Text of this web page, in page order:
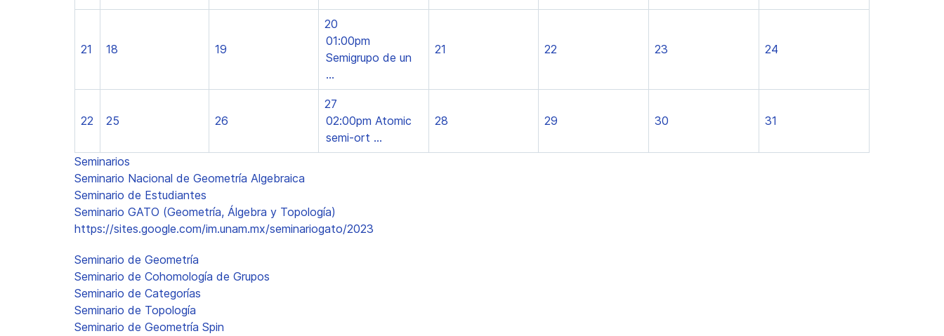
21 18 19
20
01:00pm
Semigrupo de un
...
21 22 23 24
22 25 26
27
02:00pm Atomic
semi-ort ...
28 29 30 31
Seminarios
Seminario Nacional de Geometría Algebraica
Seminario de Estudiantes
Seminario GATO (Geometría, Álgebra y Topología)
https://sites.google.com/im.unam.mx/seminariogato/2023
Seminario de Geometría
Seminario de Cohomología de Grupos
Seminario de Categorías
Seminario de Topología
Seminario de Geometría Spin